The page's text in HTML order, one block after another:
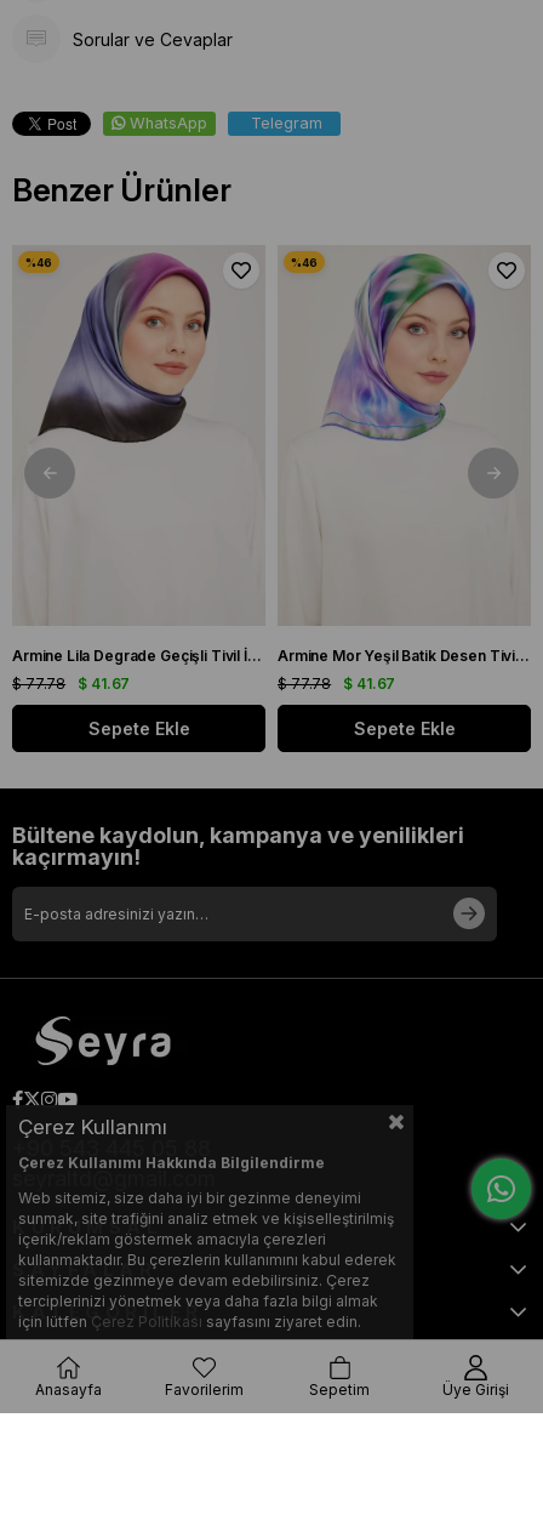
Sorular ve Cevaplar
WhatsApp Telegram
Benzer Ürünler
Armine Lila Degrade Geçişli Tivil İpek Eşarp 9051 - 59
$ 41.67
$ 77.78
Sepete Ekle
Armine Mor Yeşil Batik Desen Tivil İpek Eşarp 9136 - 50
$ 41.67
$ 77.78
Sepete Ekle
Bültene kaydolun, kampanya ve yenilikleri
kaçırmayın!
seyraltd@gmail.com
KURUMSAL
SAYFALAR
KATEGORİLER
Bu web sitesi, Nihat KILIÇARSLAN tarafından tasarlanmış ve optimize
Çerez Kullanımı
Çerez Kullanımı Hakkında Bilgilendirme
Web sitemiz, size daha iyi bir gezinme deneyimi
sunmak, site trafiğini analiz etmek ve kişiselleştirilmiş
içerik/reklam göstermek amacıyla çerezleri
kullanmaktadır. Bu çerezlerin kullanımını kabul ederek
sitemizde gezinmeye devam edebilirsiniz. Çerez
terciplerinizi yönetmek veya daha fazla bilgi almak
için lütfen Çerez Politikası sayfasını ziyaret edin.
Anasayfa Favorilerim Sepetim Üye Girişi